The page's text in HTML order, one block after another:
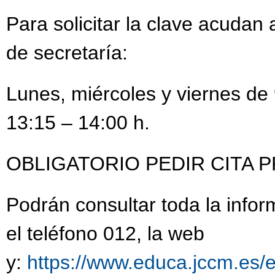
Para solicitar la clave acudan
de secretaría:
Lunes, miércoles y viernes
13:15 – 14:00 h.
OBLIGATORIO PEDIR CITA
Podrán consultar toda la
el teléfono 012, la web
y: https://